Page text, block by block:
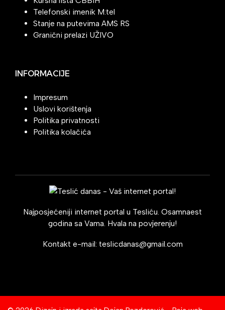
Telefonski imenik M:tel
Stanje na putevima AMS RS
Granični prelazi UŽIVO
INFORMACIJE
Impresum
Uslovi korištenja
Politika privatnosti
Politika kolačića
Najposjećeniji internet portal u Tesliću. Osamnaest
godina sa Vama. Hvala na povjerenju!
Kontakt e-mail: teslicdanas@gmail.com